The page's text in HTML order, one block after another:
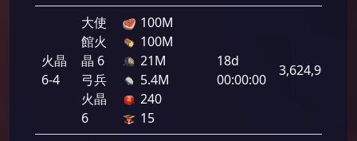
火晶
6-4
大使
館火
晶 6
弓兵
火晶
6
100M
100M
21M
5.4M
240
15
18d
00:00:00
3,624,900